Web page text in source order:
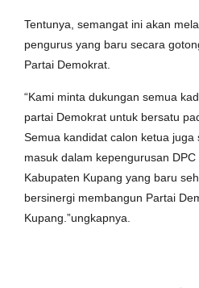
Tentunya, semangat ini akan
pengurus yang baru secara
Partai Demokrat.
“Kami minta dukungan semua
partai Demokrat untuk bersatu
Semua kandidat calon ketua
masuk dalam kepengurusan
Kabupaten Kupang yang baru
bersinergi membangun Partai
Kupang.”ungkapnya.